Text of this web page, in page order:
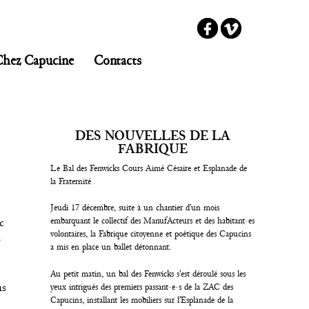
Capucine Contacts
DES NOUVELLES DE LA
FABRIQUE
Le Bal des Fenwicks Cours Aimé Césaire et Esplanade de
la Fraternité
Jeudi 17 décembre, suite à un chantier d’un mois
embarquant le collectif des ManufActeurs et des habitant·es
volontaires, la Fabrique citoyenne et poétique des Capucins
a mis en place un ballet détonnant.
Au petit matin, un bal des Fenwicks s’est déroulé sous les
yeux intrigués des premiers passant·e·s de la ZAC des
Capucins, installant les mobiliers sur l’Esplanade de la